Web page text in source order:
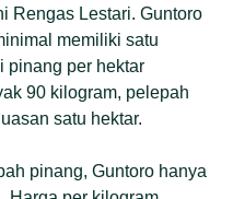
Rengas Lestari. Guntoro
memiliki satu
pinang per hektar
90 kilogram, pelepah
satu hektar.
pinang, Guntoro hanya